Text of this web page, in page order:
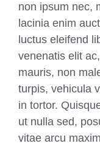
non ipsum nec,
lacinia enim
luctus eleifend
venenatis elit
mauris, non
turpis, vehicula
in tortor.
ut nulla sed,
vitae arcu